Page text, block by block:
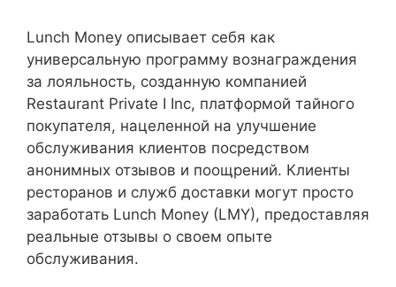
Lunch Money описывает себя как
универсальную программу вознаграждения
за лояльность, созданную компанией
Restaurant Private I Inc, платформой тайного
покупателя, нацеленной на улучшение
обслуживания клиентов посредством
анонимных отзывов и поощрений. Клиенты
ресторанов и служб доставки могут просто
заработать Lunch Money (LMY), предоставляя
реальные отзывы о своем опыте
обслуживания.